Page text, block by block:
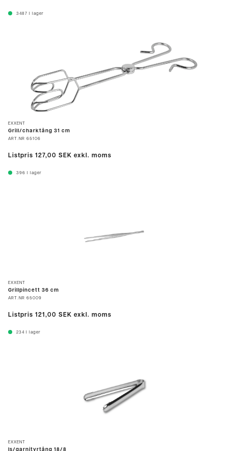
3487 I lager
EXXENT
Grill/charktång 31 cm
ART.NR 65106
Listpris 127,00 SEK exkl. moms
396 I lager
EXXENT
Grillpincett 36 cm
ART.NR 65009
Listpris 121,00 SEK exkl. moms
234 I lager
EXXENT
Is/garnityrtång 18/8